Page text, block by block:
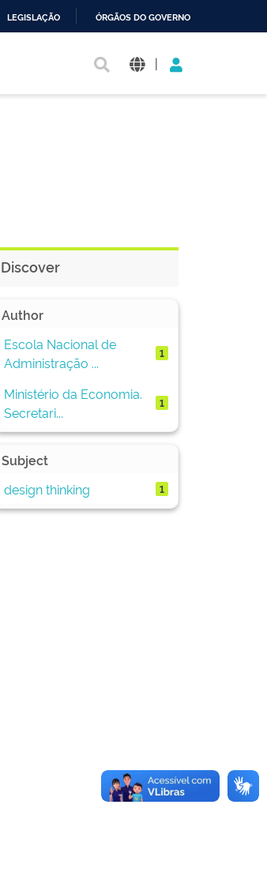
LEGISLAÇÃO ÓRGÃOS DO GOVERNO
|
Discover
Author
Escola Nacional de
Administração ...
1
Ministério da Economia.
Secretari...
1
Subject
design thinking
1